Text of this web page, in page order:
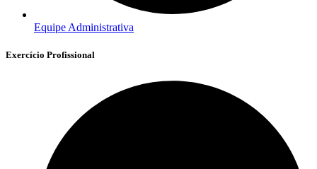
Equipe Administrativa
Exercício Profissional